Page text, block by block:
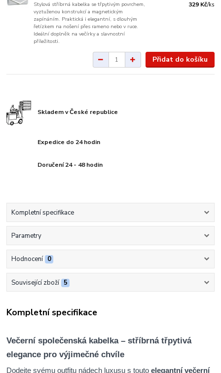
Stylová stříbrná kabelka se třpytivým povrchem,
vyztuženou konstrukcí a magnetickým
zapínáním. Praktická i elegantní, s dlouhým
řetízkem na nošení přes rameno nebo v ruce.
Ideální doplněk na večírky a slavnostní
příležitosti.
329 Kč/ks
Přidat do košíku
Skladem v České republice
Expedice do 24 hodin
Doručení 24 - 48 hodin
Kompletní specifikace
Parametry
Hodnocení 0
Související zboží 5
Kompletní specifikace
Večerní společenská kabelka – stříbrná třpytivá
elegance pro výjimečné chvíle
Dodejte svému outfitu nádech luxusu s toutoelegantní večerní